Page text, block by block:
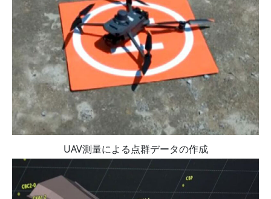
UAV測量による点群データの作成